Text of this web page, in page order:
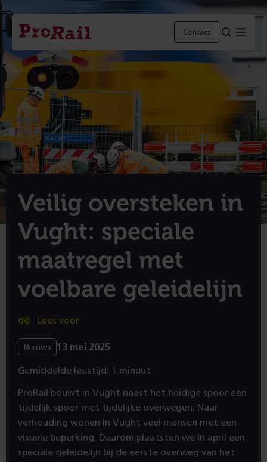
Navigatie
Homepage
ProRail
Contact
Veilig oversteken in
Vught: speciale
maatregel met
voelbare geleidelijn
Lees voor
Nieuws 13 mei 2025
Gemiddelde leestijd: 1 minuut
ProRail bouwt in Vught naast het huidige spoor een
tijdelijk spoor met tijdelijke overwegen. Naar
verhouding wonen in Vught veel mensen met een
visuele beperking. Daarom plaatsten we in april een
speciale geleidelijn bij de eerste overweg van het